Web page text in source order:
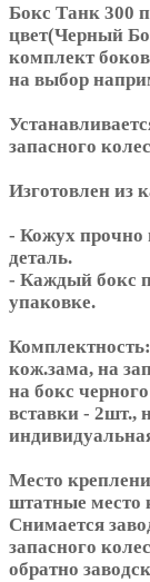
Бокс Танк 300
цвет(Черный
комплект
на выбор
запасного
Изготовлен из
- Кожух прочно
деталь.
- Каждый бокс
упаковке.
кож.зама, на
на бокс
вставки - 2шт.,
Место
штатные место
Снимается
запасного
обратно